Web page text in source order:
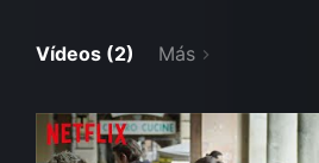
Vídeos (2) Más